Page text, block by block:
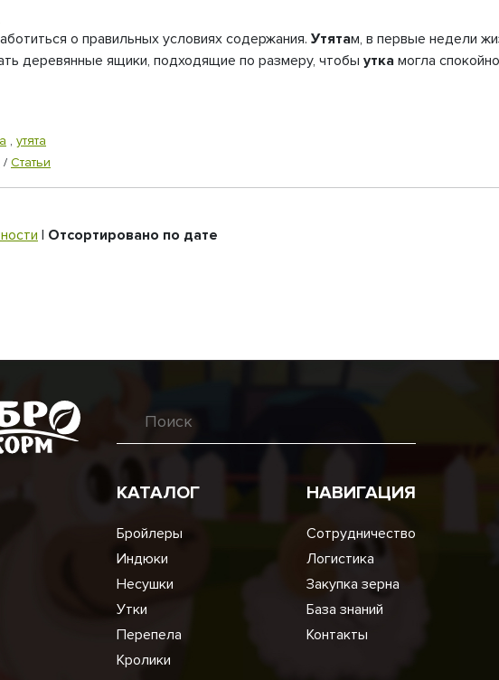
о правильных условиях содержания. Утятам, в первые недели
деревянные ящики, подходящие по размеру, чтобы утка могла
, утята
/ Статьи
| Отсортировано по дате
КАТАЛОГ
Бройлеры
Индюки
Несушки
Утки
Перепела
Кролики
НАВИГАЦИЯ
Сотрудничество
Логистика
Закупка зерна
База знаний
Контакты